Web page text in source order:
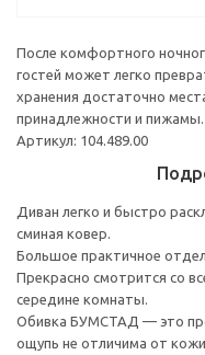
После комфортного
гостей может легко
хранения достаточно
принадлежности и пижамы.
Артикул: 104.489.00
Диван легко и быстро
сминая ковер.
Большое практичное
Прекрасно смотрится со
середине комнаты.
Обивка БУМСТАД — это
ощупь не отличима от